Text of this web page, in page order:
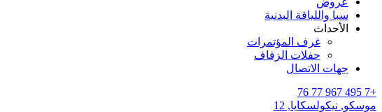
سبا واللياقة البدنية
الأحداث
غرف المؤتمرات
حفلات الزفاف
جهات الاتصال
+7 495 967 77 76
موسكو, نيكولسكايا, 12